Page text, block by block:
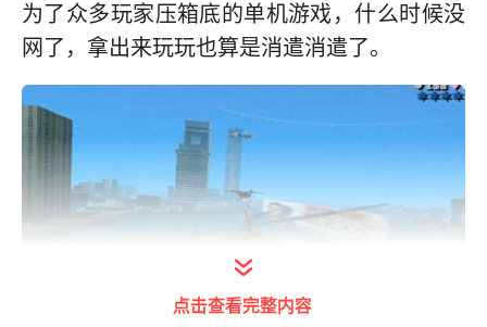
为了众多玩家压箱底的单机游戏，什么时候没
网了，拿出来玩玩也算是消遣消遣了。
点击查看完整内容